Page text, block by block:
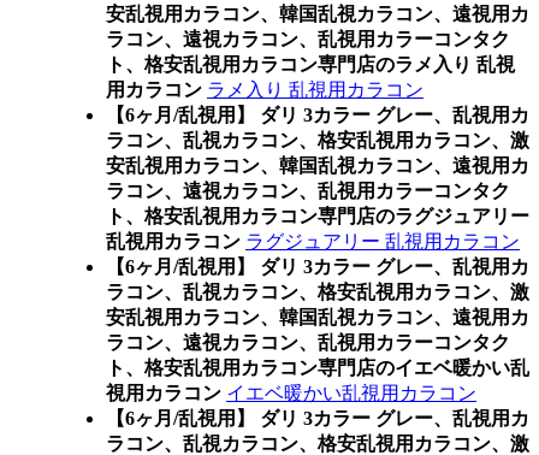
安乱視用カラコン、韓国乱視カラコン、遠視用カ
ラコン、遠視カラコン、乱視用カラーコンタク
ト、格安乱視用カラコン専門店のラメ入り 乱視
用カラコン ラメ入り 乱視用カラコン
【6ヶ月/乱視用】 ダリ 3カラー グレー、乱視用カ
ラコン、乱視カラコン、格安乱視用カラコン、激
安乱視用カラコン、韓国乱視カラコン、遠視用カ
ラコン、遠視カラコン、乱視用カラーコンタク
ト、格安乱視用カラコン専門店のラグジュアリー
乱視用カラコン ラグジュアリー 乱視用カラコン
【6ヶ月/乱視用】 ダリ 3カラー グレー、乱視用カ
ラコン、乱視カラコン、格安乱視用カラコン、激
安乱視用カラコン、韓国乱視カラコン、遠視用カ
ラコン、遠視カラコン、乱視用カラーコンタク
ト、格安乱視用カラコン専門店のイエベ暖かい乱
視用カラコン イエベ暖かい乱視用カラコン
【6ヶ月/乱視用】 ダリ 3カラー グレー、乱視用カ
ラコン、乱視カラコン、格安乱視用カラコン、激